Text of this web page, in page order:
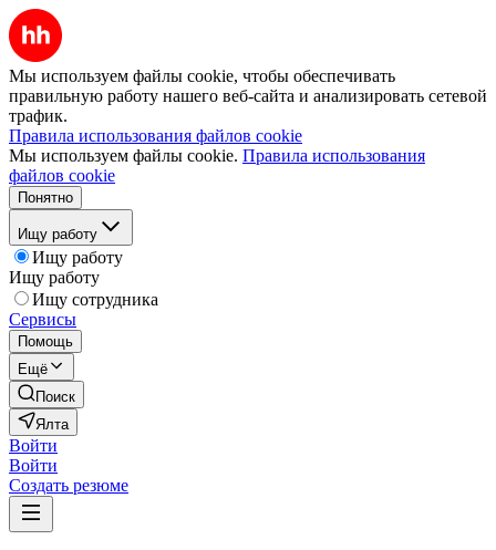
Мы используем файлы cookie, чтобы обеспечивать
правильную работу нашего веб-сайта и анализировать сетевой
трафик.
Правила использования файлов cookie
Мы используем файлы cookie. Правила использования
файлов cookie
Понятно
Ищу работу
Ищу работу
Ищу работу
Ищу сотрудника
Сервисы
Помощь
Ещё
Поиск
Ялта
Войти
Войти
Создать резюме